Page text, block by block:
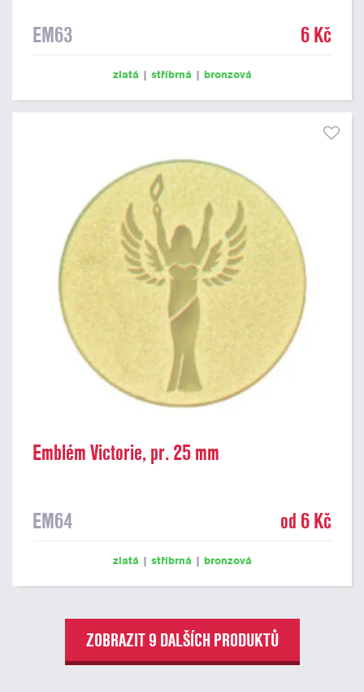
EM63 6 Kč
zlatá | stříbrná | bronzová
Emblém Victorie, pr. 25 mm
EM64 od 6 Kč
zlatá | stříbrná | bronzová
ZOBRAZIT 9 DALŠÍCH PRODUKTŮ